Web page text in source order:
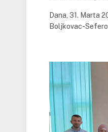
Dana, 31. Marta
Boljkovac-